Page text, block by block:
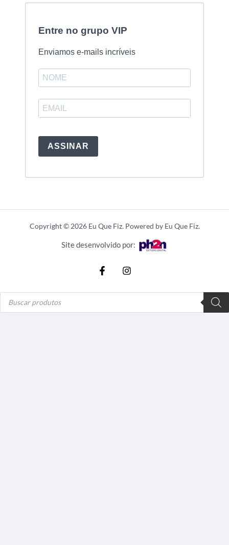
Entre no grupo VIP
Enviamos e-mails incríveis
ASSINAR
Copyright © 2026 Eu Que Fiz. Powered by Eu Que Fiz.
Site desenvolvido por:
Pesquisar
produtos